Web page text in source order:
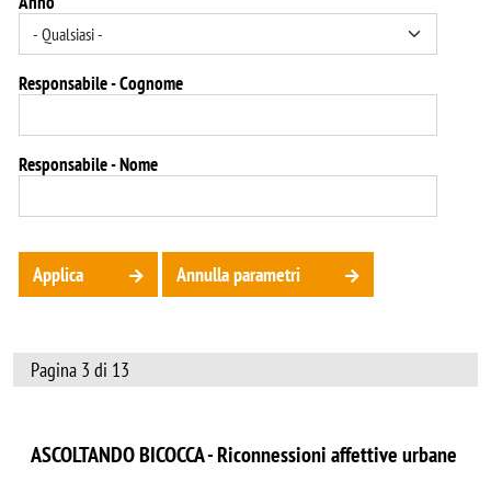
Responsabile - Cognome
Responsabile - Nome
Applica Annulla parametri
Pagina 3 di 13
ASCOLTANDO BICOCCA - Riconnessioni affettive urbane